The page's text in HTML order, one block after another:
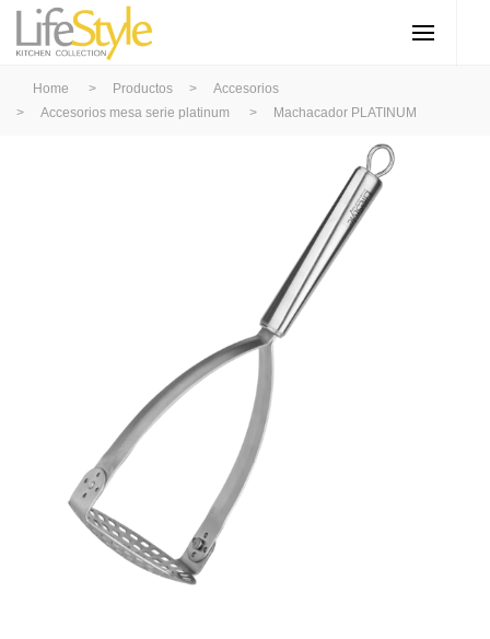
Home > Productos >
Accesorios
>
Accesorios mesa serie platinum > Machacador PLATINUM